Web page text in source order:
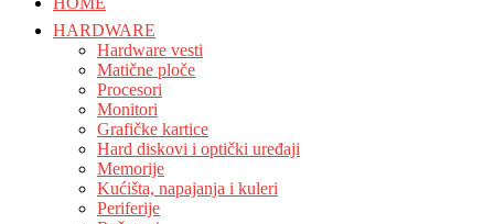
HARDWARE
Hardware vesti
Matične ploče
Procesori
Monitori
Grafičke kartice
Hard diskovi i optički uređaji
Memorije
Kućišta, napajanja i kuleri
Periferije